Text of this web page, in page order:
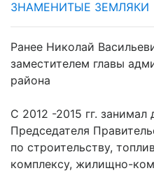
ЗНАМЕНИТЫЕ ЗЕМЛЯКИ
Ранее Николай
заместителем главы
района
С 2012 -2015 гг.
Председателя
по строительству,
комплексу, жилищно-